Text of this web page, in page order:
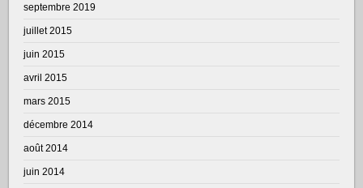
septembre 2019
juillet 2015
juin 2015
avril 2015
mars 2015
décembre 2014
août 2014
juin 2014